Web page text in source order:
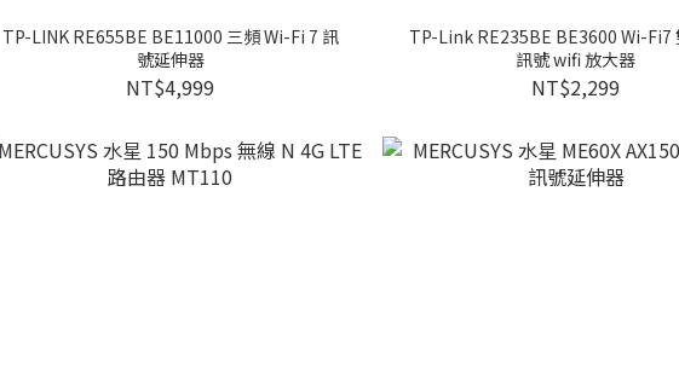
TP-LINK RE655BE BE11000 三頻 Wi-Fi 7 訊
號延伸器
NT$4,999
TP-Link RE235BE BE3600 Wi-Fi7
訊號 wifi 放大器
NT$2,299